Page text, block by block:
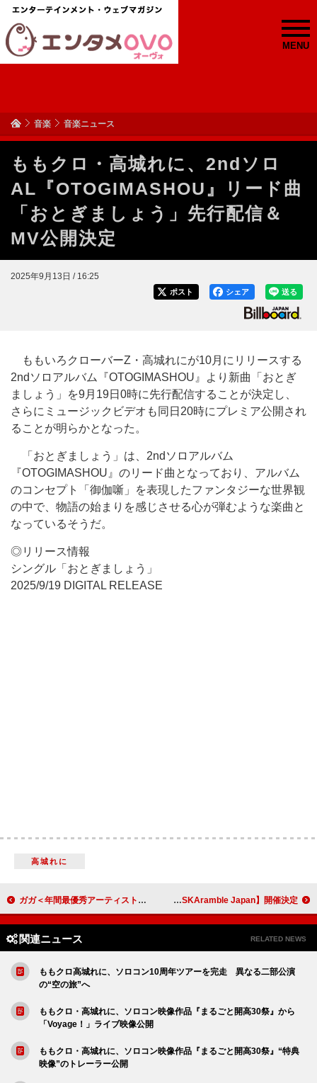
MENU
音楽 音楽ニュース
ももクロ・高城れに、2ndソロ
AL『OTOGIMASHOU』リード曲
「おとぎましょう」先行配信＆
MV公開決定
2025年9月13日 / 16:25
送る
シェア
ポスト
ももいろクローバーZ・高城れにが10月にリリースする
2ndソロアルバム『OTOGIMASHOU』より新曲「おとぎ
ましょう」を9月19日0時に先行配信することが決定し、
さらにミュージックビデオも同日20時にプレミア公開され
ることが明らかとなった。
「おとぎましょう」は、2ndソロアルバム
『OTOGIMASHOU』のリード曲となっており、アルバム
のコンセプト「御伽噺」を表現したファンタジーな世界観
の中で、物語の始まりを感じさせる心が弾むような楽曲と
なっているそうだ。
◎リリース情報
シングル「おとぎましょう」
2025/9/19 DIGITAL RELEASE
高城れに
ガガ＜年間最優秀アーティスト賞＞を含む4冠達成、BTS「Dynamite」MVが自身初20億再生、オアシスｘアディダス日本限定アイテム発売：今週の洋楽まとめニュース HEY-SMITH／東京スカパラダイスオーケストラ、主催イベント【SKAramble Japan】開催決定
関連ニュース RELATED NEWS
ももクロ高城れに、ソロコン10周年ツアーを完走 異なる二部公演
の“空の旅”へ
ももクロ・高城れに、ソロコン映像作品『まるごと開高30祭』から
「Voyage！」ライブ映像公開
ももクロ・高城れに、ソロコン映像作品『まるごと開高30祭』“特典
映像”のトレーラー公開